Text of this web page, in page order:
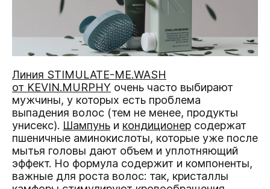
Линия STIMULATE-ME.WASH
от KEVIN.MURPHY очень часто выбирают
мужчины, у которых есть проблема
выпадения волос (тем не менее, продукты
унисекс). Шампунь и кондиционер содержат
пшеничные аминокислоты, которые уже после
мытья головы дают объем и уплотняющий
эффект. Но формула содержит и компоненты,
важные для роста волос: так, кристаллы